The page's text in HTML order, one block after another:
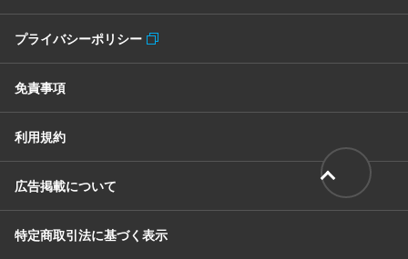
プライバシーポリシー
免責事項
利用規約
広告掲載について
特定商取引法に基づく表示